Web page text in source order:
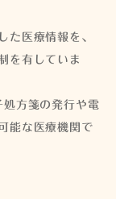
た医療情報を、
を有していま
方箋の発行や電
能な医療機関で